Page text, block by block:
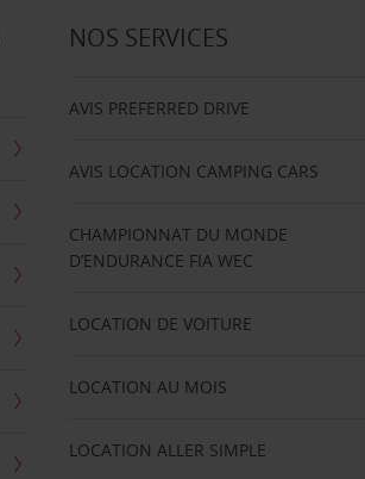
NOS SERVICES
AVIS PREFERRED DRIVE
AVIS LOCATION CAMPING CARS
CHAMPIONNAT DU MONDE
D’ENDURANCE FIA WEC
LOCATION DE VOITURE
LOCATION AU MOIS
LOCATION ALLER SIMPLE